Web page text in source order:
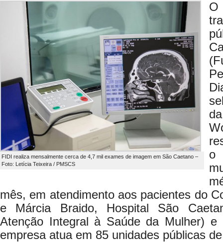
FIDI realiza mensalmente cerca de 4,7 mil exames de imagem em São Caetano –
Foto: Letícia Teixeira / PMSCS
O
o
mês, em atendimento aos pacientes do
e Márcia Braido, Hospital São
Atenção Integral à Saúde da Mulher) e
empresa atua em 85 unidades públicas